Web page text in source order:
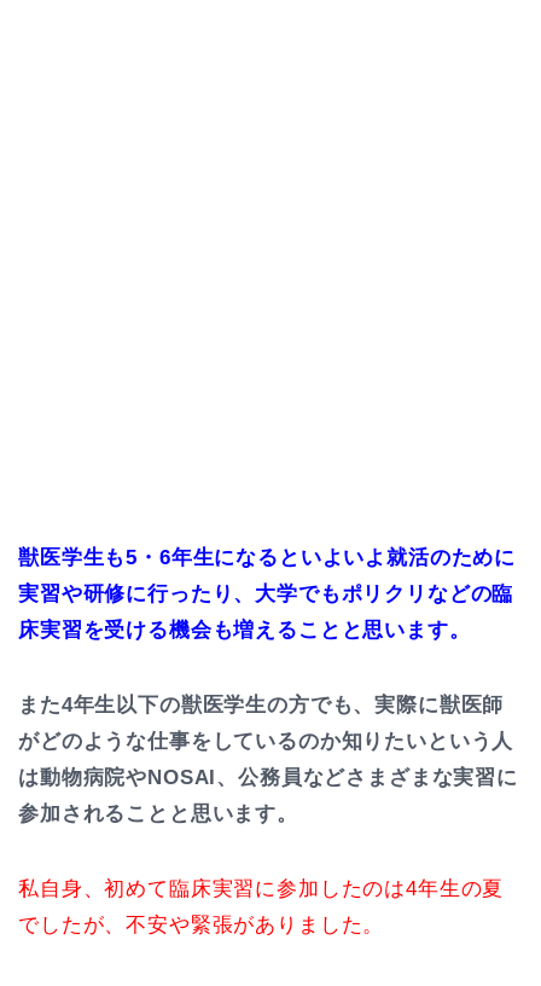
獣医学生も5・6年生になるといよいよ就活のために
実習や研修に行ったり、大学でもポリクリなどの臨
床実習を受ける機会も増えることと思います。
また4年生以下の獣医学生の方でも、実際に獣医師
がどのような仕事をしているのか知りたいという人
は動物病院やNOSAI、公務員などさまざまな実習に
参加されることと思います。
私自身、初めて臨床実習に参加したのは4年生の夏
でしたが、不安や緊張がありました。